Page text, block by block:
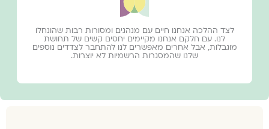
לצד ההלכה אנחנו חיים עם מנהגים ומסורות רבות שהונחלו
לנו. עם חלקם אנחנו מקיימים יחסים קשים של תחושת
מוגבלות, אבל אחרים מאפשרים לנו להתחבר לצדדים נוספים
שלנו שהמסגרות הרשמיות לא יוצרות.